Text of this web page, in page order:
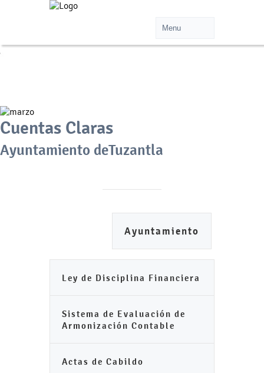
Cuentas Claras
Ayuntamiento deTuzantla
Ayuntamiento
Ley de Disciplina Financiera
Sistema de Evaluación de
Armonización Contable
Actas de Cabildo